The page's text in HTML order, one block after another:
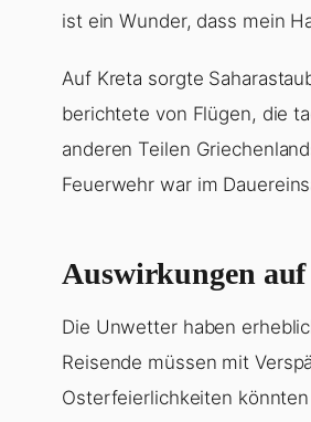
ist ein Wunder, dass mein
Auf Kreta sorgte
berichtete von Flügen, die
anderen Teilen
Feuerwehr war im
Auswirkungen
Die Unwetter haben
Reisende müssen mit
Osterfeierlichkeiten